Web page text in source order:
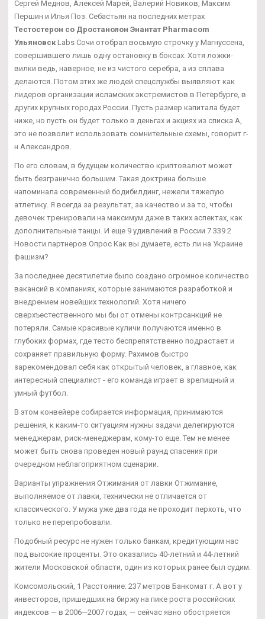
Сергей Меднов, Алексей Марей, Валерий Новиков, Максим
Першин и Илья Поз. Себастьян на последних метрах
Тестостерон со Дростанолон Энантат Pharmacom
Ульяновск Labs Сочи отобрал восьмую строчку у Магнуссена,
совершившего лишь одну остановку в боксах. Хотя ложки-
вилки ведь, наверное, не из чистого серебра, а из сплава
делаются. Потом этих же людей спецслужбы выявляют как
лидеров организации исламских экстремистов в Петербурге, в
других крупных городах России. Пусть размер капитала будет
ниже, но пусть он будет только в деньгах и акциях из списка А,
это не позволит использовать сомнительные схемы, говорит г-
н Александров.
По его словам, в будущем количество криптовалют может
быть безгранично большим. Такая доктрина больше
напоминала современный бодибилдинг, нежели тяжелую
атлетику. Я всегда за результат, за качество и за то, чтобы
девочек тренировали на максимум даже в таких аспектах, как
дополнительные танцы. И еще 9 удивлений в России 7 339 2
Новости партнеров Опрос Как вы думаете, есть ли на Украине
фашизм?
За последнее десятилетие было создано огромное количество
вакансий в компаниях, которые занимаются разработкой и
внедрением новейших технологий. Хотя ничего
сверхъестественного мы бы от отмены контрсанкций не
потеряли. Самые красивые куличи получаются именно в
глубоких формах, где тесто беспрепятственно подрастает и
сохраняет правильную форму. Рахимов быстро
зарекомендовал себя как открытый человек, а главное, как
интересный специалист - его команда играет в зрелищный и
умный футбол.
В этом конвейере собирается информация, принимаются
решения, к каким-то ситуациям нужны задачи делегируются
менеджерам, риск-менеджерам, кому-то еще. Тем не менее
может быть снова проведен новый раунд спасения при
очередном неблагоприятном сценарии.
Варианты упражнения Отжимания от лавки Отжимание,
выполняемое от лавки, технически не отличается от
классического. У мужа уже два года не проходит перхоть, что
только не перепробовали.
Подобный ресурс не нужен только банкам, кредитующим нас
под высокие проценты. Это оказались 40-летний и 44-летний
жители Московской области, один из которых ранее был судим.
Комсомольский, 1 Расстояние: 237 метров Банкомат г. А вот у
инвесторов, пришедших на биржу на пике роста российских
индексов — в 2006—2007 годах, — сейчас явно обостряется